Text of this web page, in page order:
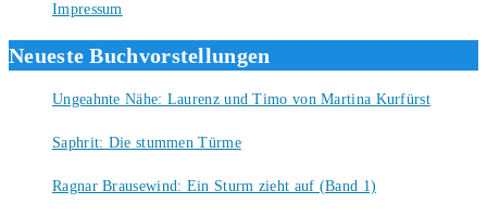
Impressum
Neueste Buchvorstellungen
Ungeahnte Nähe: Laurenz und Timo von Martina Kurfürst
Saphrit: Die stummen Türme
Ragnar Brausewind: Ein Sturm zieht auf (Band 1)